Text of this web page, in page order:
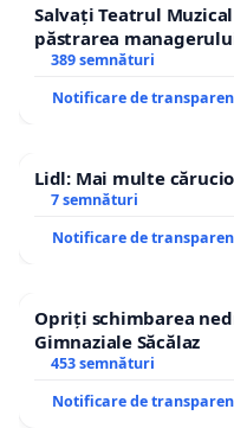
Salvați Teatrul
păstrarea
ROGOJAN
389 semnături
Notificare de
Lidl: Mai multe
7 semnături
Notificare de
Opriți schimbarea
Gimnaziale Săcălaz
453 semnături
Notificare de